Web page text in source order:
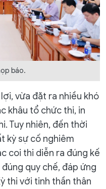
báo.
vừa đặt ra nhiều khó
khâu tổ chức thi, in
Tuy nhiên, đến thời
kỳ sự cố nghiêm
coi thi diễn ra đúng kế
quy chế, đáp ứng
thi với tinh thần thân